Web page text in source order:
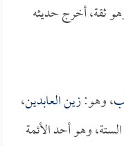
ثقة، أخرج حديثه
، وهو:زين العابدين،
وهو أحد الأئمة